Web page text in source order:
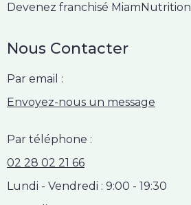
Devenez franchisé MiamNutrition
Nous Contacter
Par email :
Envoyez-nous un message
Par téléphone :
02 28 02 21 66
Lundi - Vendredi : 9:00 - 19:30